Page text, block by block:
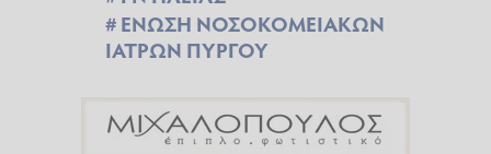
ΕΝΩΣΗ ΝΟΣΟΚΟΜΕΙΑΚΩΝ
ΙΑΤΡΩΝ ΠΥΡΓΟΥ